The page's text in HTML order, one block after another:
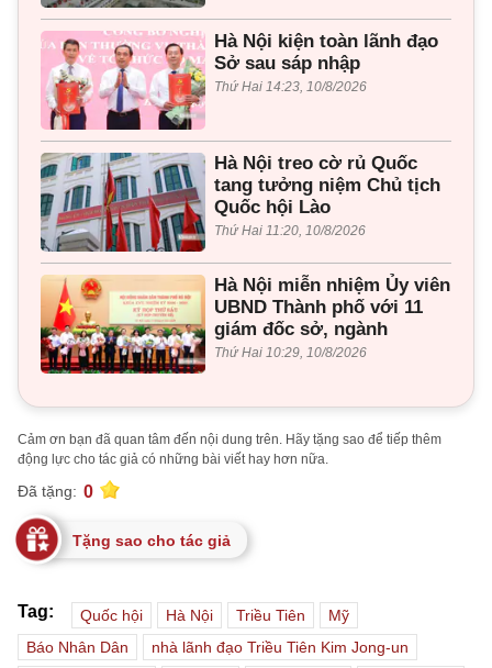
Hà Nội kiện toàn lãnh đạo
Sở sau sáp nhập
Thứ Hai 14:23, 10/8/2026
Hà Nội treo cờ rủ Quốc
tang tưởng niệm Chủ tịch
Quốc hội Lào
Thứ Hai 11:20, 10/8/2026
Hà Nội miễn nhiệm Ủy viên
UBND Thành phố với 11
giám đốc sở, ngành
Thứ Hai 10:29, 10/8/2026
Cảm ơn bạn đã quan tâm đến nội dung trên. Hãy tặng sao để tiếp thêm
động lực cho tác giả có những bài viết hay hơn nữa.
Đã tặng: 0
Tặng sao cho tác giả
Tag: Quốc hội Hà Nội Triều Tiên
Mỹ
Báo Nhân Dân
nhà lãnh đạo Triều Tiên Kim Jong-un